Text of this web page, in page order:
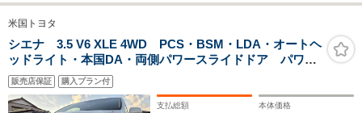
米国トヨタ
シエナ 3.5 V6 XLE 4WD PCS・BSM・LDA・オートヘ
ッドライト・本国DA・両側パワースライドドア パワー
バックドア USコーナー ルーフレール 7人乗り 本
革パワーシート(ヒーター) Bカメラ ETC2.0 スマート
キーx2
販売店保証 購入プラン付
支払総額 本体価格